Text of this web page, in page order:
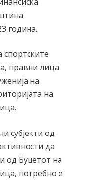
година.
спортските
правни лица
на
на
субјекти од
да
од Буџетот на
потребно е